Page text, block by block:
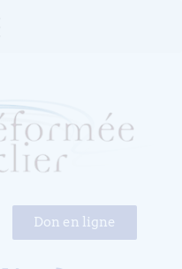
Don en ligne